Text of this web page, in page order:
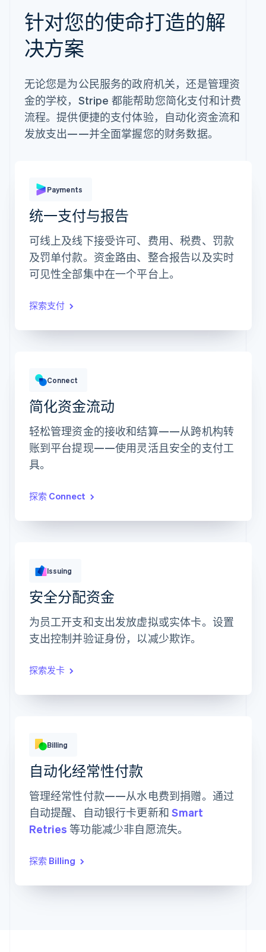
针对您的使命打造的解
决方案
无论您是为公民服务的政府机关，还是管理资
金的学校，Stripe 都能帮助您简化支付和计费
流程。提供便捷的支付体验，自动化资金流和
发放支出——并全面掌握您的财务数据。
银行卡 Klarna
银行卡信息
1234 1234 1234 1234
有效期 安全码
Payments
统一支付与报告
可线上及线下接受许可、费用、税费、罚款
及罚单付款。资金路由、整合报告以及实时
可见性全部集中在一个平台上。
探索支付
总收入最高的账户 所有时间内的数据
Connect
简化资金流动
轻松管理资金的接收和结算——从跨机构转
账到平台提现——使用灵活且安全的支付工
具。
探索 Connect
Issuing
安全分配资金
为员工开支和支出发放虚拟或实体卡。设置
支出控制并验证身份，以减少欺诈。
探索发卡
催化剂版
HK$20
每月
订阅
加速器版
HK$50
每月
订阅
HK$100
每月
订阅
Billing
自动化经常性付款
管理经常性付款——从水电费到捐赠。通过
自动提醒、自动银行卡更新和Smart
Retries 等功能减少非自愿流失。
探索 Billing